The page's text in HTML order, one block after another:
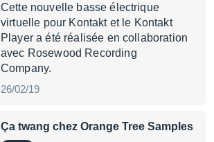
Cette nouvelle basse électrique
virtuelle pour Kontakt et le Kontakt
Player a été réalisée en collaboration
avec Rosewood Recording
Company.
26/02/19
Ça twang chez Orange Tree Samples